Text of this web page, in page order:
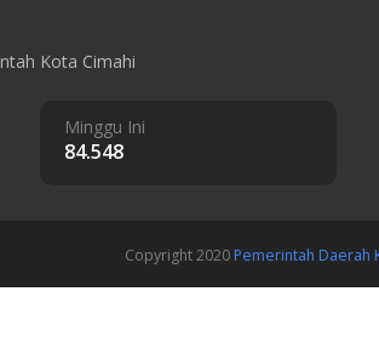
Kota Cimahi
Minggu Ini
84.548
Copyright 2020 Pemerintah Daerah